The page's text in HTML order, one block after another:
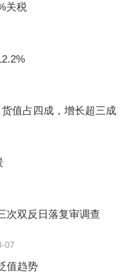
关税
值占四成，增长超三成
次双反日落复审调查
07
值趋势